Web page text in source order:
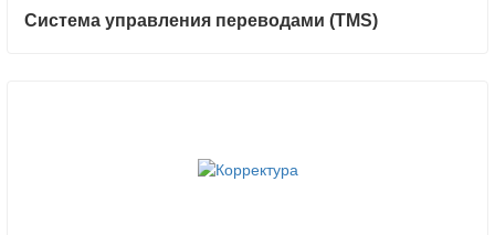
Система управления переводами (TMS)